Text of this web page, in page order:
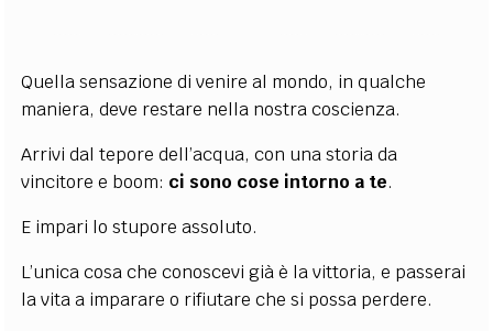
Quella sensazione di venire al mondo, in qualche
maniera, deve restare nella nostra coscienza.
Arrivi dal tepore dell’acqua, con una storia da
vincitore e boom: ci sono cose intorno a te.
E impari lo stupore assoluto.
L’unica cosa che conoscevi già è la vittoria, e passerai
la vita a imparare o rifiutare che si possa perdere.